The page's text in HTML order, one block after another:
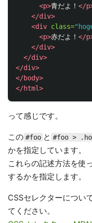
<p>青だよ！ </
</div>
<div class=
<p>赤だよ！ </
</div>
</div>
</div>
</body>
</html>
って感じです。
この #foo と #foo >
かを指定しています。
これらの記述方法を使
するかを指定します。
CSSセレクターについ
てください。